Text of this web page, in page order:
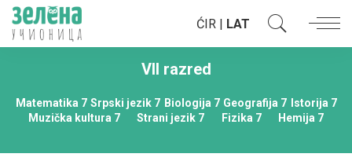
ĆIR | LAT
VII razred
Matematika 7 Srpski jezik 7 Biologija 7 Geografija 7
Istorija 7
Muzička kultura 7
Strani jezik 7 Fizika 7 Hemija 7